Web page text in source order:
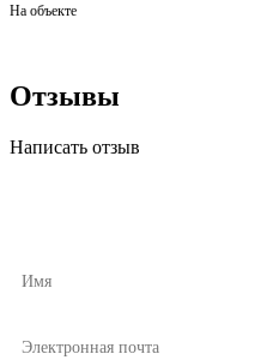
На объекте
Отзывы
Написать отзыв